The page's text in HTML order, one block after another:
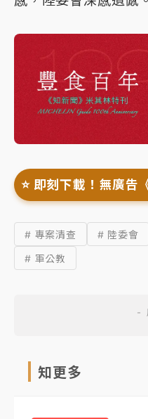
⭐️ 即刻下載！無廣告
# 專案清查 # 陸委會
# 軍公教
知更多